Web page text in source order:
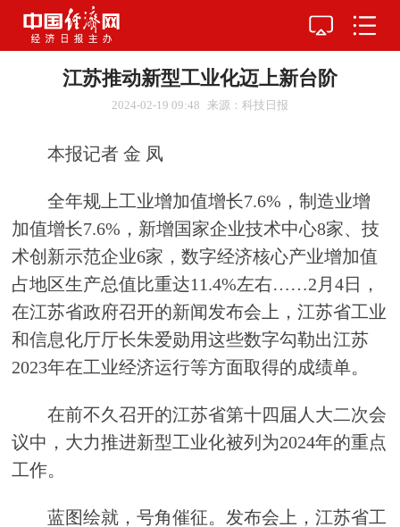
江苏推动新型工业化迈上新台阶
2024-02-19 09:48 来源：科技日报
本报记者 金 凤
全年规上工业增加值增长7.6%，制造业增
加值增长7.6%，新增国家企业技术中心8家、技
术创新示范企业6家，数字经济核心产业增加值
占地区生产总值比重达11.4%左右……2月4日，
在江苏省政府召开的新闻发布会上，江苏省工业
和信息化厅厅长朱爱勋用这些数字勾勒出江苏
2023年在工业经济运行等方面取得的成绩单。
在前不久召开的江苏省第十四届人大二次会
议中，大力推进新型工业化被列为2024年的重点
工作。
蓝图绘就，号角催征。发布会上，江苏省工